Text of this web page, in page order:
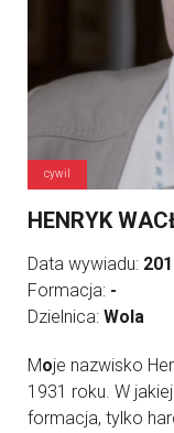
cywil
HENRYK
Data wywiadu:
Formacja: -
Dzielnica: Wola
Moje nazwisko
1931 roku. W
formacja, tylko